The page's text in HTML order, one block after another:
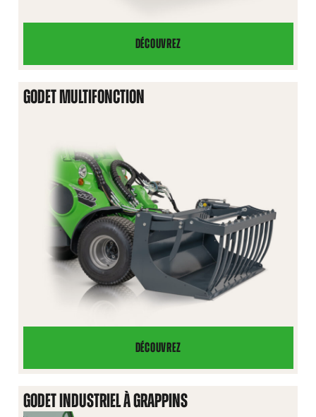
DÉCOUVREZ
GODET
4
GODET MULTIFONCTION
DÉCOUVREZ
GODET
MULTIFONCTION
GODET INDUSTRIEL À GRAPPINS